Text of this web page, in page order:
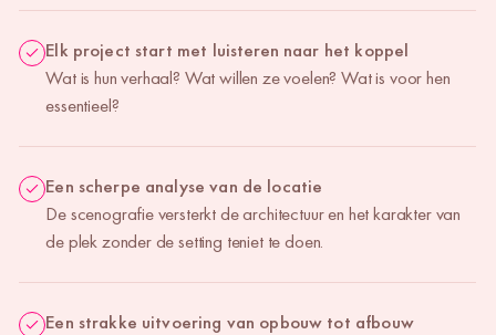
Elk project start met luisteren naar het koppel
Wat is hun verhaal? Wat willen ze voelen? Wat is voor hen
essentieel?
Een scherpe analyse van de locatie
De scenografie versterkt de architectuur en het karakter van
de plek zonder de setting teniet te doen.
Een strakke uitvoering van opbouw tot afbouw